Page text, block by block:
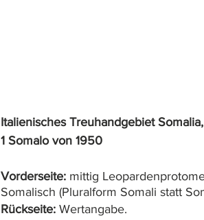
Italienisches Treuhandgebiet
1 Somalo von 1950
Vorderseite: mittig
Somalisch (Pluralform Somali statt
Rückseite: Wertangabe.